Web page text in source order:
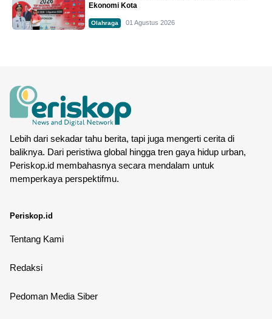
Ekonomi Kota
Olahraga 01 Agustus 2026
Lebih dari sekadar tahu berita, tapi juga mengerti cerita di
baliknya. Dari peristiwa global hingga tren gaya hidup urban,
Periskop.id membahasnya secara mendalam untuk
memperkaya perspektifmu.
Periskop.id
Tentang Kami
Redaksi
Pedoman Media Siber